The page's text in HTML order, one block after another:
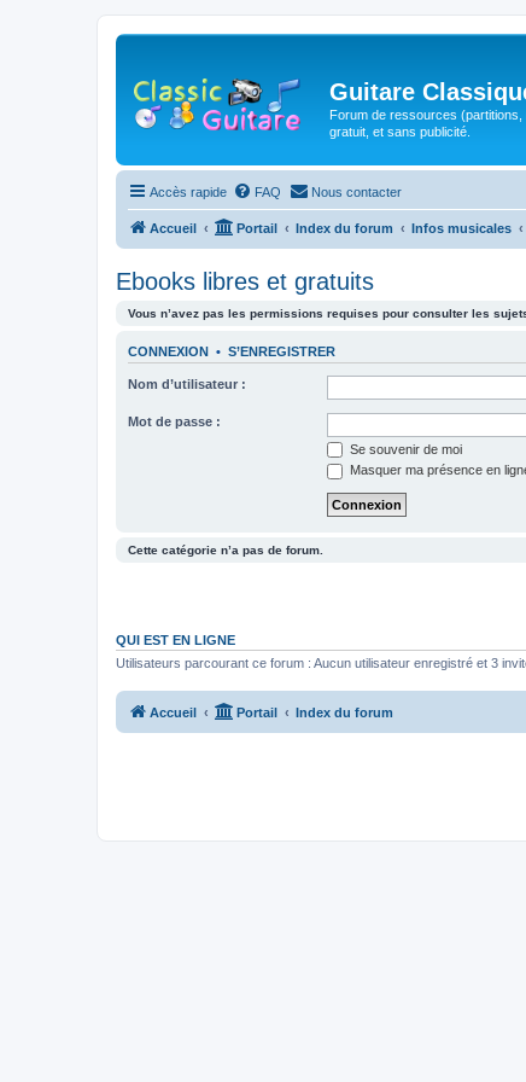
Guitare
Forum de ressources
gratuit, et sans publicité.
Accès rapide FAQ Nous contacter
Accueil Portail Index du forum Infos musicales
Ebooks libres et gratuits
Vous n’avez pas les permissions requises pour consulter les
CONNEXION • S’ENREGISTRER
Nom d’utilisateur :
Mot de passe :
Se souvenir de moi
Masquer ma présence en
Cette catégorie n’a pas de forum.
QUI EST EN LIGNE
Utilisateurs parcourant ce forum : Aucun utilisateur enregistré et 3
Accueil Portail Index du forum